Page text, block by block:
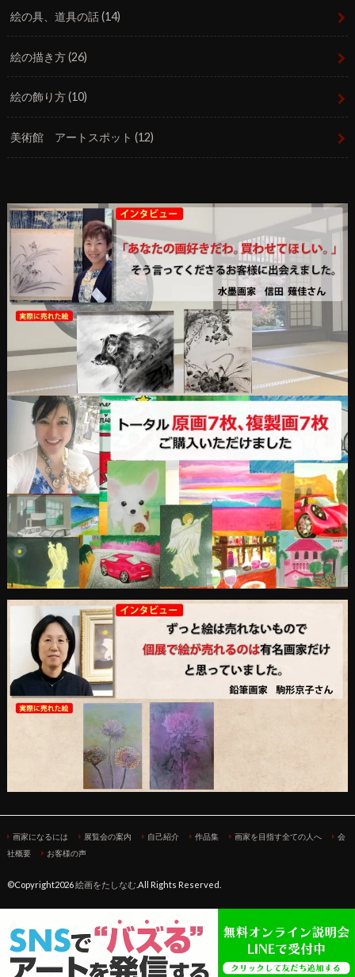
絵の具、道具の話(14)
絵の描き方(26)
絵の飾り方(10)
美術館 アートスポット(12)
画家になるには 展覧会の案内 自己紹介 作品集 画家を目指す全ての人へ
会
社概要
お客様の声
©Copyright2026絵画をたしなむ.All Rights Reserved.